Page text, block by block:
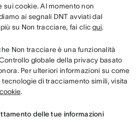
sui cookie. Al momento non
ai segnali DNT avviati dal
su Non tracciare, fai clic qui.
Non tracciare è una funzionalità
globale della privacy basato
Per ulteriori informazioni su come
di tracciamento simili, visita
.
delle tue informazioni